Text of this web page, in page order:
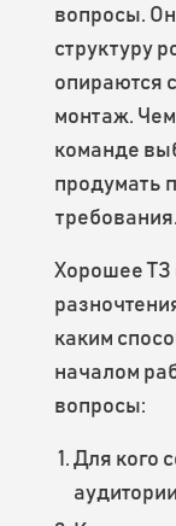
вопросы.
структуру
опираются
монтаж.
команде
продумать
требования.
Хорошее ТЗ
каким
началом
вопросы:
Для кого